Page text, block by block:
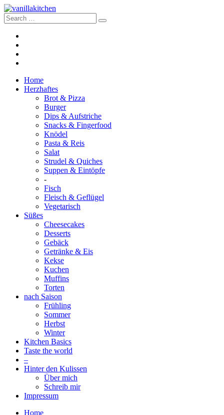
Home
Herzhaftes
Brot & Pizza
Burger
Dips & Aufstriche
Snacks & Fingerfood
Knödel
Pasta & Reis
Salat
Strudel & Quiches
Suppen & Eintöpfe
-
Fisch
Fleisch & Geflügel
Vegetarisch
Süßes
Cheesecakes
Desserts
Gebäck
Getränke & Eis
Kekse
Kuchen
Muffins
Torten
nach Saison
Frühling
Sommer
Herbst
Winter
Kitchen Basics
Taste the world
–
Hinter den Kulissen
Über mich
Schreib mir
Impressum
Home